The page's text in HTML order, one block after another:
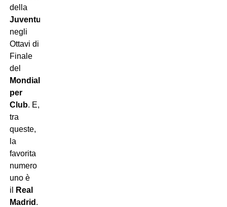
della
Juventus
negli
Ottavi di
Finale
del
Mondiale
per
Club. E,
tra
queste,
la
favorita
numero
uno è
il
Real
Madrid .